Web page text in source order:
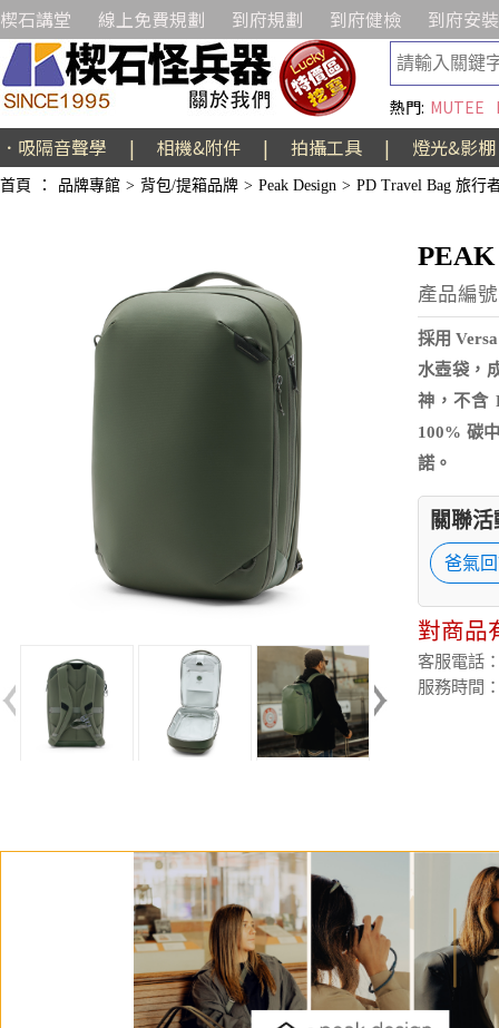
楔石講堂 線上免費規劃 到府規劃 到府健檢 到府安裝
熱門: MUTEE
．吸隔音聲學 | 相機&附件 | 拍攝工具 | 燈光&影棚
首頁 ： 品牌專館 > 背包/提箱品牌 > Peak Design > PD Travel Bag 旅行
PEAK
產品編
採用
水壺袋，
神，不含
100% 碳
諾。
關聯
爸氣
對商品
客服電話
服務時間